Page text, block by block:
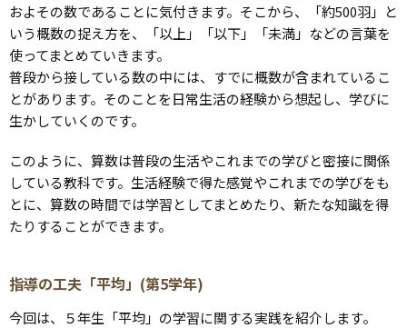
およその数であることに気付きます。そこから、「約500羽」と
いう概数の捉え方を、「以上」「以下」「未満」などの言葉を
使ってまとめていきます。
普段から接している数の中には、すでに概数が含まれているこ
とがあります。そのことを日常生活の経験から想起し、学びに
生かしていくのです。
このように、算数は普段の生活やこれまでの学びと密接に関係
している教科です。生活経験で得た感覚やこれまでの学びをも
とに、算数の時間では学習としてまとめたり、新たな知識を得
たりすることができます。
指導の工夫「平均」(第5学年)
今回は、５年生「平均」の学習に関する実践を紹介します。